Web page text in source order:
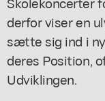
derfor viser en
sætte sig ind i
deres Position,
Udviklingen.